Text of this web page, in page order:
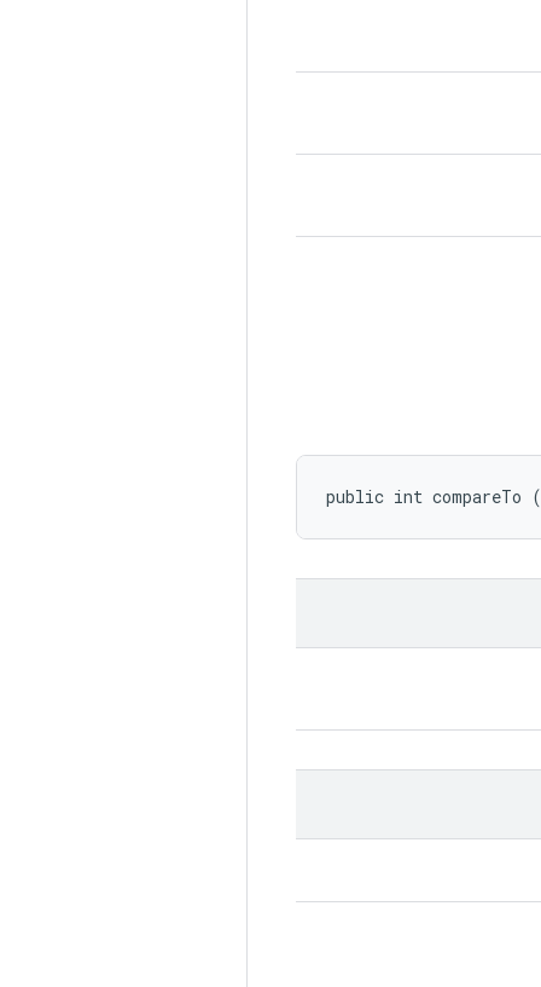
public int compareTo (